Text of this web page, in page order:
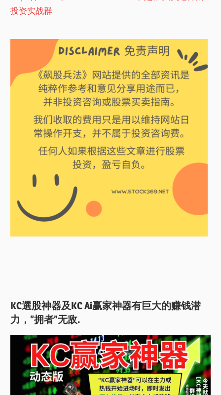
投资实战群
KC選股神器及KC Ai赢家神器有巨大的赚钱潜
力，”拥者”无敌.